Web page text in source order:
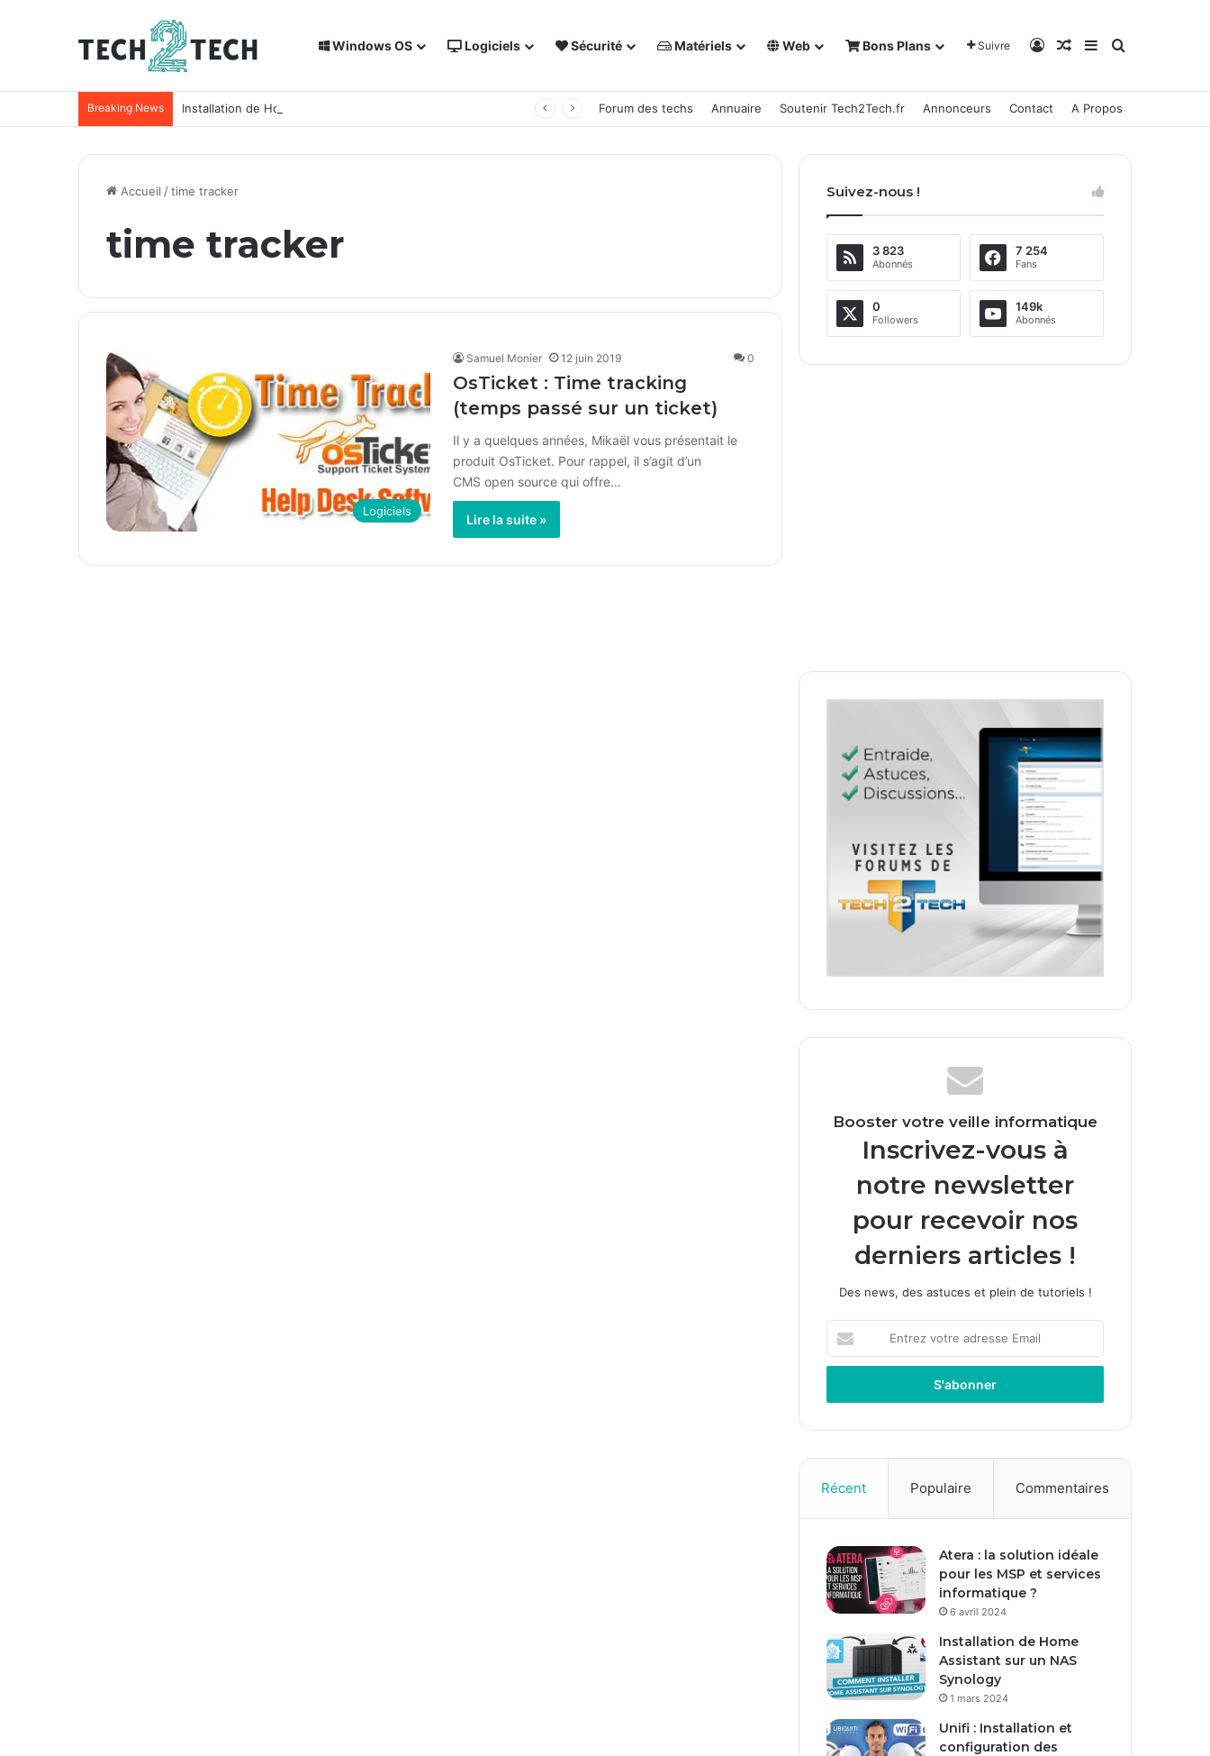
Windows OS Logiciels Sécurité Matériels Web Bons Plans Suivre Connexion
Article Aléatoire
Sidebar (barre
Rechercher
Breaking News Installation de Home Assistant sur un NAS Synology Forum des techs Annuaire Soutenir Tech2Tech.fr Annonceurs Contact A Propos
Accueil /time tracker
time tracker
Logiciels
Samuel Monier 12 juin 2019 0
OsTicket : Time tracking
(temps passé sur un ticket)
Il y a quelques années, Mikaël vous présentait le
produit OsTicket. Pour rappel, il s’agit d’un
CMS open source qui offre…
Lire la suite »
Suivez-nous !
3 823
Abonnés
7 254
Fans
0
Followers
149k
Abonnés
Booster votre veille informatique
Inscrivez-vous à
notre newsletter
pour recevoir nos
derniers articles !
Des news, des astuces et plein de tutoriels !
t
e
o
t
e
d
r
e
s
e
m
i
l
Récent Populaire Commentaires
Atera : la solution idéale
pour les MSP et services
informatique ?
6 avril 2024
Installation de Home
Assistant sur un NAS
Synology
1 mars 2024
Unifi : Installation et
configuration des